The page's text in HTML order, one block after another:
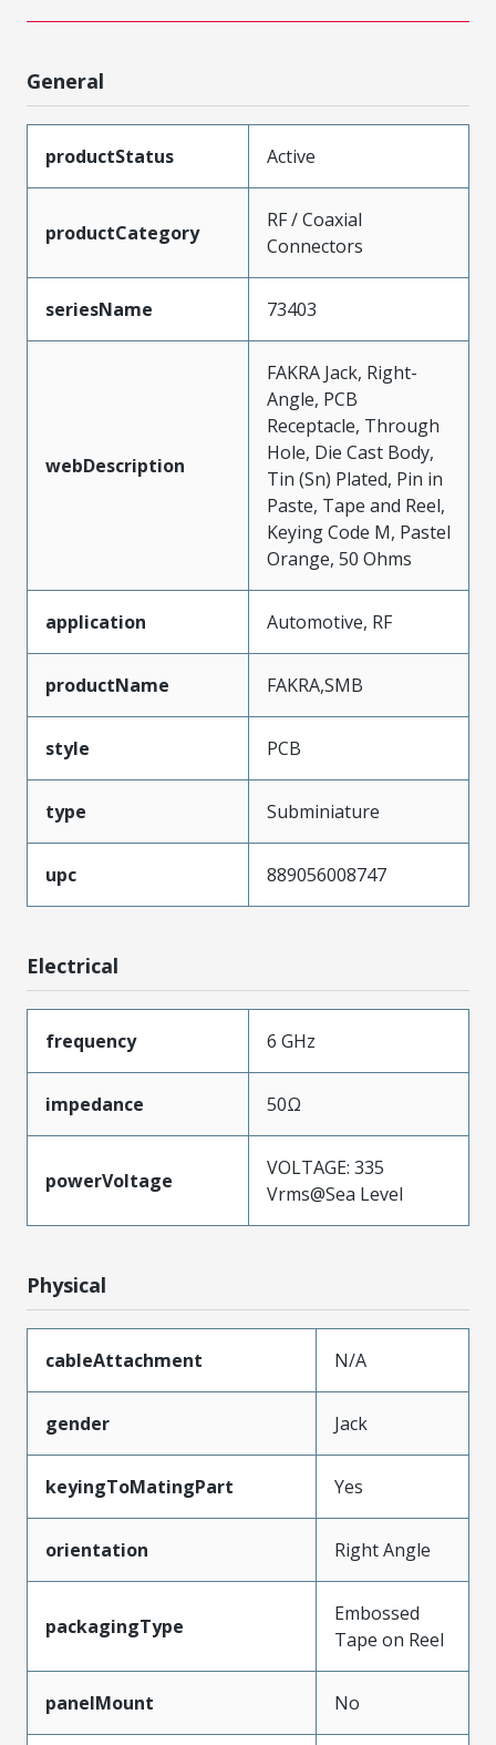
General
productStatus Active
productCategory
RF / Coaxial
Connectors
seriesName 73403
webDescription
FAKRA Jack, Right-
Angle, PCB
Receptacle, Through
Hole, Die Cast Body,
Tin (Sn) Plated, Pin in
Paste, Tape and Reel,
Keying Code M, Pastel
Orange, 50 Ohms
application Automotive, RF
productName FAKRA,SMB
style PCB
type Subminiature
upc 889056008747
Electrical
frequency 6 GHz
impedance 50Ω
powerVoltage
VOLTAGE: 335
Vrms@Sea Level
Physical
cableAttachment N/A
gender Jack
keyingToMatingPart Yes
orientation Right Angle
packagingType
Embossed
Tape on Reel
panelMount No